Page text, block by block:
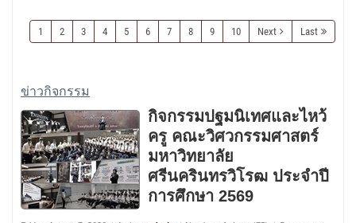
1 2 3 4 5 6 7 8 9 10 Next Last
ข่าวกิจกรรม
กิจกรรมปฐมนิเทศและไหว้
ครู คณะวิศวกรรมศาสตร์
มหาวิทยาลัย
ศรีนครินทรวิโรฒ ประจำปี
การศึกษา 2569